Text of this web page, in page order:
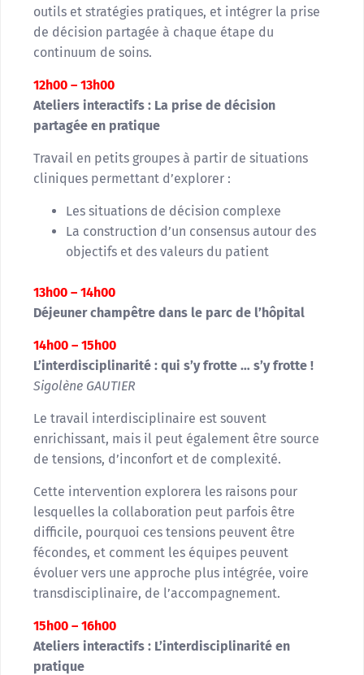
outils et stratégies pratiques, et intégrer la prise
de décision partagée à chaque étape du
continuum de soins.
12h00 – 13h00
Ateliers interactifs : La prise de décision
partagée en pratique
Travail en petits groupes à partir de situations
cliniques permettant d’explorer :
Les situations de décision complexe
La construction d’un consensus autour des
objectifs et des valeurs du patient
13h00 – 14h00
Déjeuner champêtre dans le parc de l’hôpital
14h00 – 15h00
L’interdisciplinarité : qui s’y frotte … s’y frotte !
Sigolène GAUTIER
Le travail interdisciplinaire est souvent
enrichissant, mais il peut également être source
de tensions, d’inconfort et de complexité.
Cette intervention explorera les raisons pour
lesquelles la collaboration peut parfois être
difficile, pourquoi ces tensions peuvent être
fécondes, et comment les équipes peuvent
évoluer vers une approche plus intégrée, voire
transdisciplinaire, de l’accompagnement.
15h00 – 16h00
Ateliers interactifs : L’interdisciplinarité en
pratique